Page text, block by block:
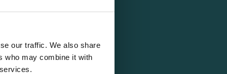
our traffic. We also share
who may combine it with